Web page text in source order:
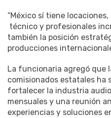
“México sí tiene
técnico y profesionales
también la posición
producciones
La funcionaria agregó que
comisionados estatales ha
fortalecer la industria
mensuales y una reunión
experiencias y soluciones